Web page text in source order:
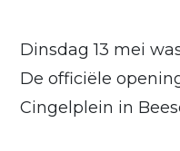
Dinsdag 13 mei
De officiële
Cingelplein in